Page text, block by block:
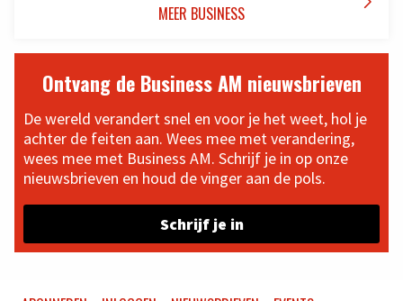
MEER BUSINESS
Ontvang de Business AM nieuwsbrieven
De wereld verandert snel en voor je het weet, hol je
achter de feiten aan. Wees mee met verandering,
wees mee met Business AM. Schrijf je in op onze
nieuwsbrieven en houd de vinger aan de pols.
Schrijf je in